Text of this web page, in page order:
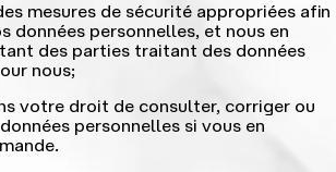
mesures de sécurité appropriées afin
données personnelles, et nous en
des parties traitant des données
nous;
votre droit de consulter, corriger ou
personnelles si vous en